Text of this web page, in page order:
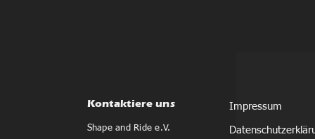
Kontaktiere uns
Shape and Ride e.V.
Impressum